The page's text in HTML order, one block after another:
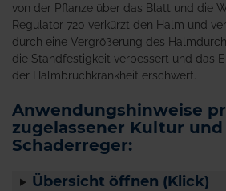
von der Pflanze über das Blatt und die
Regulator 720 verkürzt den Halm und
durch eine Vergrößerung des
die Standfestigkeit verbessert und das
der Halmbruchkrankheit erschwert.
Anwendungshinweise
zugelassener Kultur und
Schaderreger:
Übersicht öffnen (Klick)